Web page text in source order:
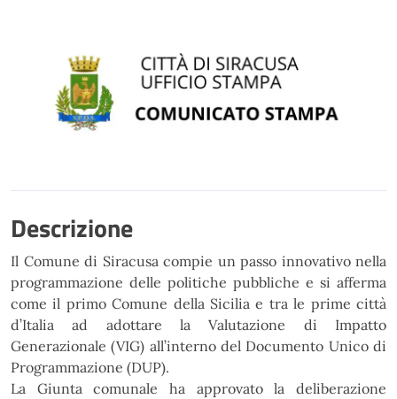
Descrizione
Il Comune di Siracusa compie un passo innovativo nella
programmazione delle politiche pubbliche e si afferma
come il primo Comune della Sicilia e tra le prime città
d’Italia ad adottare la Valutazione di Impatto
Generazionale (VIG) all’interno del Documento Unico di
Programmazione (DUP).
La Giunta comunale ha approvato la deliberazione